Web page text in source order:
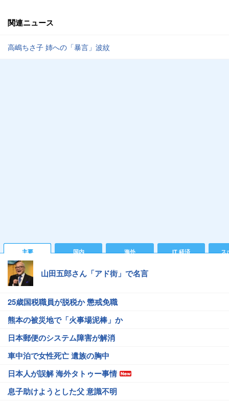
関連ニュース
高嶋ちさ子 姉への「暴言」波紋
主要 国内 海外 IT 経済 ス
山田五郎さん「アド街」で名言
25歳国税職員が脱税か 懲戒免職
熊本の被災地で「火事場泥棒」か
日本郵便のシステム障害が解消
車中泊で女性死亡 遺族の胸中
日本人が誤解 海外タトゥー事情
息子助けようとした父 意識不明